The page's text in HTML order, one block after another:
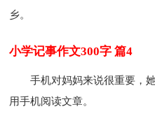
乡。
小学记事作文300字 篇4
手机对妈妈来说很重要，
用手机阅读文章。